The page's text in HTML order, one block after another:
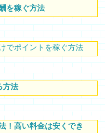
を稼ぐ方法
でポイントを稼ぐ方法
方法
！高い料金は安くでき